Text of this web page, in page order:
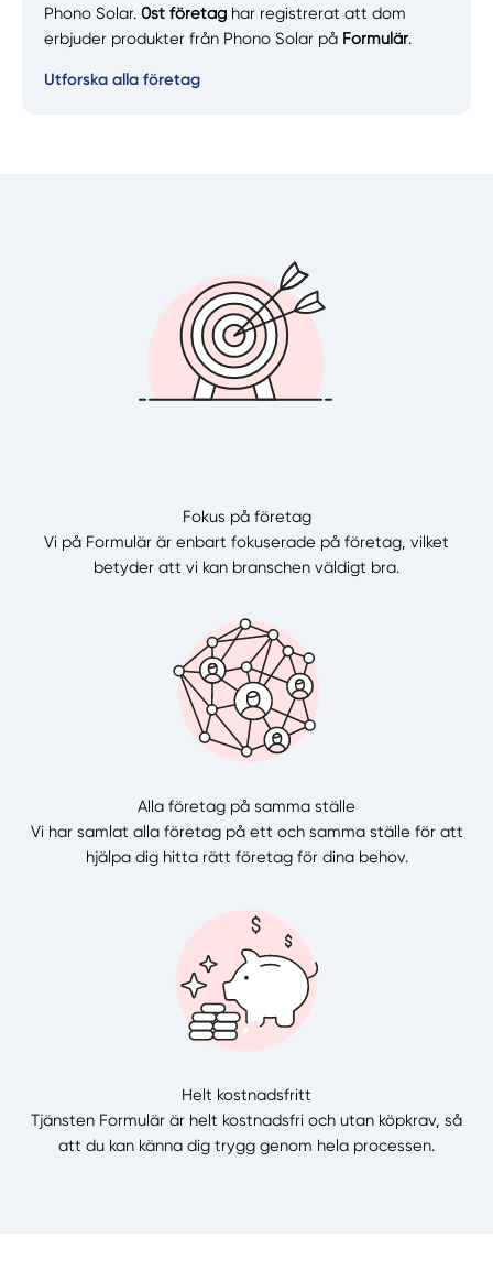
Välj tillvägagångssätt
Phono Solar.0st företag har registrerat att dom
erbjuder produkter från Phono Solar på Formulär.
Utforska alla företag
Fokus på företag
Vi på Formulär är enbart fokuserade på företag, vilket
betyder att vi kan branschen väldigt bra.
Alla företag på samma ställe
Vi har samlat alla företag på ett och samma ställe för att
hjälpa dig hitta rätt företag för dina behov.
Helt kostnadsfritt
Tjänsten Formulär är helt kostnadsfri och utan köpkrav, så
att du kan känna dig trygg genom hela processen.